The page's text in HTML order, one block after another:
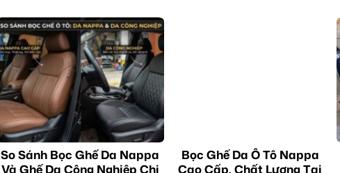
So Sánh Bọc Ghế Da Nappa
Và Ghế Da Công Nghiệp Chi
Bọc Ghế Da Ô Tô Nappa
Cao Cấp, Chất Lượng Tại